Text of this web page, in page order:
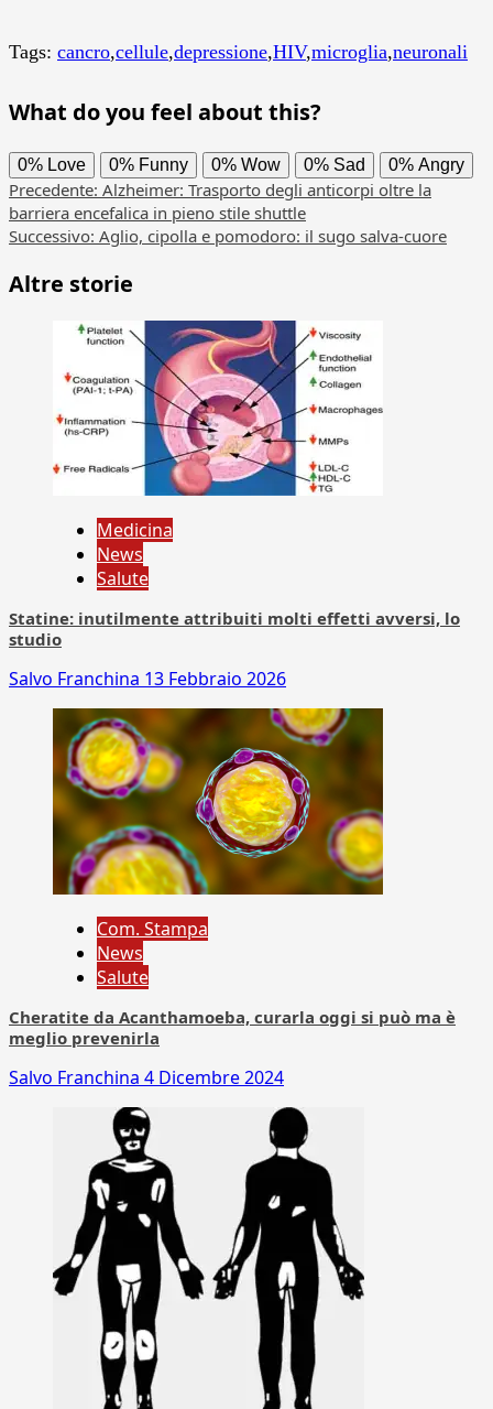
Tags: cancro,cellule,depressione,HIV,microglia,neuronali
What do you feel about this?
0% Love 0% Funny 0% Wow 0% Sad 0% Angry
Navigazione
articolo
Precedente: Alzheimer: Trasporto degli anticorpi oltre la
barriera encefalica in pieno stile shuttle
Successivo: Aglio, cipolla e pomodoro: il sugo salva-cuore
Altre storie
Medicina
News
Salute
Statine: inutilmente attribuiti molti effetti avversi, lo
studio
Salvo Franchina 13 Febbraio 2026
Com. Stampa
News
Salute
Cheratite da Acanthamoeba, curarla oggi si può ma è
meglio prevenirla
Salvo Franchina 4 Dicembre 2024